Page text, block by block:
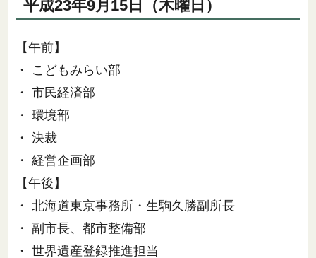
平成23年9月15日（木曜日）
【午前】
・ こどもみらい部
・ 市民経済部
・ 環境部
・ 決裁
・ 経営企画部
【午後】
・ 北海道東京事務所・生駒久勝副所長
・ 副市長、都市整備部
・ 世界遺産登録推進担当